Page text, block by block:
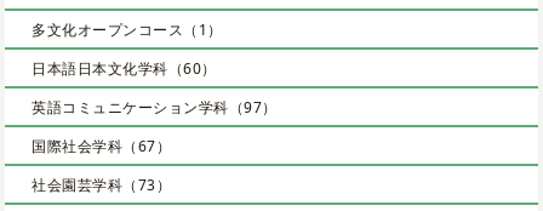
多文化オープンコース（1）
日本語日本文化学科（60）
英語コミュニケーション学科（97）
国際社会学科（67）
社会園芸学科（73）